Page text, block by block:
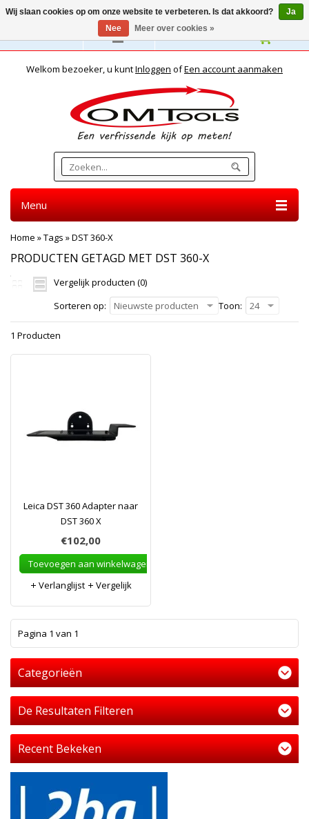
Nederlands
Welkom bezoeker, u kuntInloggen ofEen account aanmaken
Menu
Home »Tags »DST 360-X
PRODUCTEN GETAGD MET DST 360-X
Vergelijk producten (0)
Sorteren op:
Nieuwste producten Toon: 24
1 Producten
Leica DST 360 Adapter naar
DST 360 X
€102,00
Toevoegen aan winkelwagen
Verlanglijst
Vergelijk
Pagina 1 van 1
Categorieën
De Resultaten Filteren
Recent Bekeken
Wij slaan cookies op om onze website te verbeteren. Is dat akkoord?
Ja
Nee
Meer over cookies »